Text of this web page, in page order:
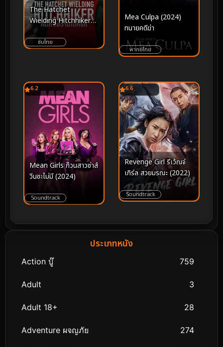
The Hatchet
Wielding Hitchhiker
(2022) คนถือขวานโบก
ซับไทย
Mea Culpa (2024)
ทนายคดีฆ่า
พากย์ไทย
6.2
Mean Girls ก๊วนสาวซ่าส์
วีนซะไม่มี (2024)
Soundtrack
6.6
Revenge Girl รีเว้ณจ์
เกิร์ล สวยมรณะ (2022)
Soundtrack
ประเภทหนัง
Action บู๊ 759
Adult 3
Adult 18+ 28
Adventure ผจญภัย 274